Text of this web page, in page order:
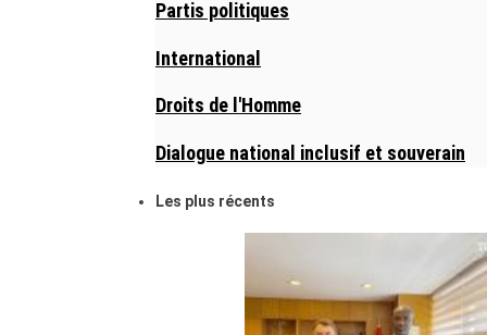
Partis politiques
International
Droits de l'Homme
Dialogue national inclusif et souverain
Les plus récents